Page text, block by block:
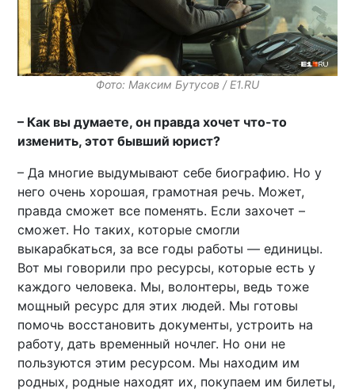
Фото: Максим Бутусов / E1.RU
– Как вы думаете, он правда хочет что-то
изменить, этот бывший юрист?
– Да многие выдумывают себе биографию. Но у
него очень хорошая, грамотная речь. Может,
правда сможет все поменять. Если захочет –
сможет. Но таких, которые смогли
выкарабкаться, за все годы работы — единицы.
Вот мы говорили про ресурсы, которые есть у
каждого человека. Мы, волонтеры, ведь тоже
мощный ресурс для этих людей. Мы готовы
помочь восстановить документы, устроить на
работу, дать временный ночлег. Но они не
пользуются этим ресурсом. Мы находим им
родных, родные находят их, покупаем им билеты,